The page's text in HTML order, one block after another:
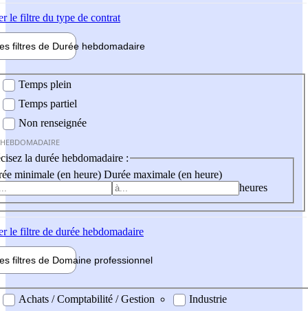
le filtre du type de contrat
filtres de Durée hebdomadaire
Temps plein
Temps partiel
Non renseignée
la durée hebdomadaire :
minimale (en heure) Durée maximale (en heure)
heures
le filtre de durée hebdomadaire
filtres de Domaine professionnel
professionel
Achats / Comptabilité / Gestion
Industrie